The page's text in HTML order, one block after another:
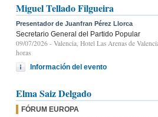
Miguel Tellado Filgueira
Presentador de Juanfran Pérez Llorca
Secretario General del Partido Popular
09/07/2026 - Valencia, Hotel Las Arenas de
horas
Información del evento
Elma Saiz Delgado
FÓRUM EUROPA